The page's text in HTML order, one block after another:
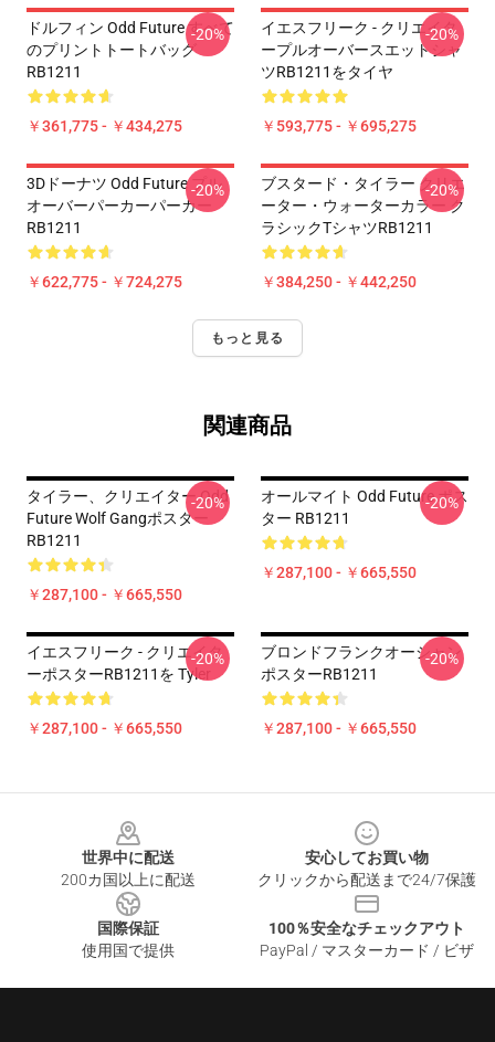
ドルフィン Odd Future すべて
のプリントトートバッグ
RB1211
￥361,775 - ￥434,275
-20%
イエスフリーク - クリエイタ
ープルオーバースエットシャ
ツRB1211をタイヤ
￥593,775 - ￥695,275
-20%
3Dドーナツ Odd Future プル
オーバーパーカーパーカー
RB1211
￥622,775 - ￥724,275
-20%
ブスタード・タイラー クリエ
ーター・ウォーターカラー ク
ラシックTシャツRB1211
￥384,250 - ￥442,250
-20%
もっと見る
関連商品
タイラー、クリエイター Odd
Future Wolf Gangポスター
RB1211
￥287,100 - ￥665,550
-20%
オールマイト Odd Future ポス
ター RB1211
￥287,100 - ￥665,550
-20%
イエスフリーク - クリエイタ
ーポスターRB1211を Tyler
￥287,100 - ￥665,550
-20%
ブロンドフランクオーシャン
ポスターRB1211
￥287,100 - ￥665,550
-20%
世界中に配送
200カ国以上に配送
安心してお買い物
クリックから配送まで24/7保護
国際保証
使用国で提供
100％安全なチェックアウト
PayPal / マスターカード / ビザ